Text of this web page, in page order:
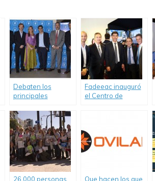
Debaten los
principales
seguridad vial en la
Argentina
Fadeeac inauguró
el Centro de
26.000 personas
Que hacen los que